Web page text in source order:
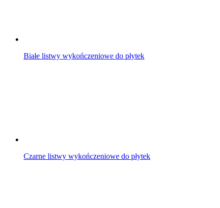
Białe listwy wykończeniowe do płytek
Czarne listwy wykończeniowe do płytek